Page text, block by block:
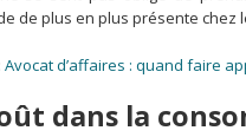
de plus en plus présente chez
Avocat d’affaires : quand faire
dans la